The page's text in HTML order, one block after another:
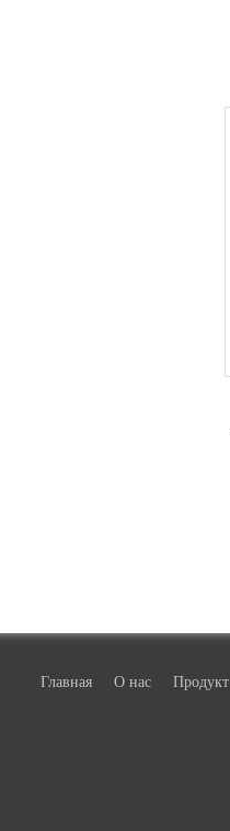
Главная О нас Продукт